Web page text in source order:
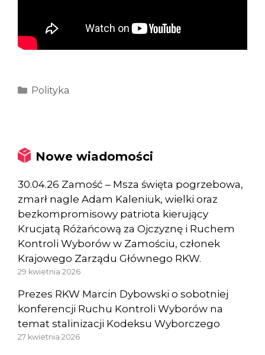
Kategorie
Polityka
Nowe wiadomości
30.04.26 Zamość – Msza święta pogrzebowa,
zmarł nagle Adam Kaleniuk, wielki oraz
bezkompromisowy patriota kierujący
Krucjatą Różańcową za Ojczyznę i Ruchem
Kontroli Wyborów w Zamościu, członek
Krajowego Zarządu Głównego RKW.
29 kwietnia 2026
Prezes RKW Marcin Dybowski o sobotniej
konferencji Ruchu Kontroli Wyborów na
temat stalinizacji Kodeksu Wyborczego
27 kwietnia 2026